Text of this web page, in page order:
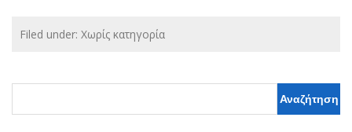
Filed under: Χωρίς κατηγορία